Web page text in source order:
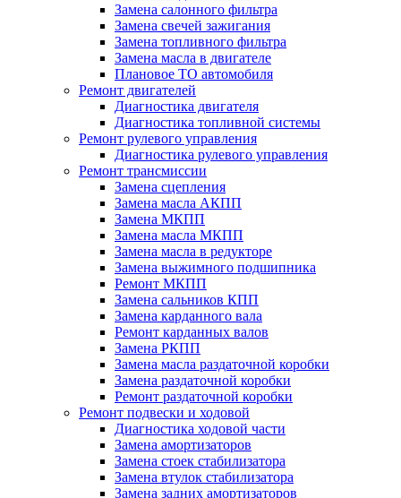
Замена салонного фильтра
Замена свечей зажигания
Замена топливного фильтра
Замена масла в двигателе
Плановое ТО автомобиля
Ремонт двигателей
Диагностика двигателя
Диагностика топливной системы
Ремонт рулевого управления
Диагностика рулевого управления
Ремонт трансмиссии
Замена сцепления
Замена масла АКПП
Замена МКПП
Замена масла МКПП
Замена масла в редукторе
Замена выжимного подшипника
Ремонт МКПП
Замена сальников КПП
Замена карданного вала
Ремонт карданных валов
Замена РКПП
Замена масла раздаточной коробки
Замена раздаточной коробки
Ремонт раздаточной коробки
Ремонт подвески и ходовой
Диагностика ходовой части
Замена амортизаторов
Замена стоек стабилизатора
Замена втулок стабилизатора
Замена задних амортизаторов